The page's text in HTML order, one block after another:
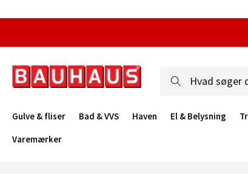
Gulve & fliser Bad & VVS Haven El & Belysning
Varemærker